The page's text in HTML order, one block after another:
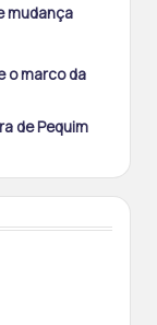
mudança
o marco da
de Pequim